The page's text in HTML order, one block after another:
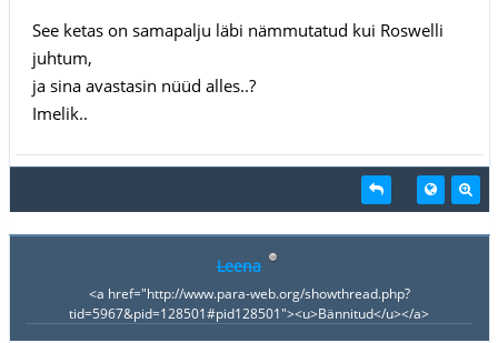
See ketas on samapalju läbi nämmutatud kui Roswelli
juhtum,
ja sina avastasin nüüd alles..?
Imelik..
Leena
<a href="http://www.para-web.org/showthread.php?
tid=5967&pid=128501#pid128501"><u>Bännitud</u></a>